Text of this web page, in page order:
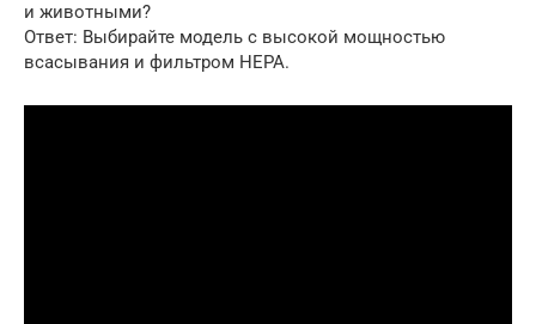
и животными?
Ответ: Выбирайте модель с высокой мощностью
всасывания и фильтром HEPA.